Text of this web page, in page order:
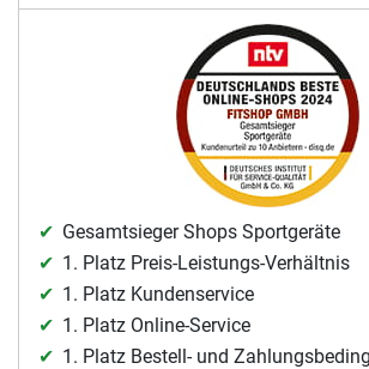
Gesamtsieger Shops Sportgeräte
1. Platz Preis-Leistungs-Verhältnis
1. Platz Kundenservice
1. Platz Online-Service
1. Platz Bestell- und